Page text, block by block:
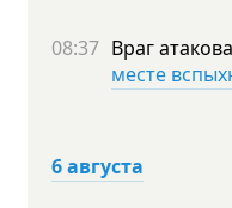
08:37 Враг
месте
6 августа